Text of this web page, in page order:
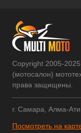
Copyright 2005-
(мотосалон)
права защищены.
г. Самара, Алма-
Посмотреть на